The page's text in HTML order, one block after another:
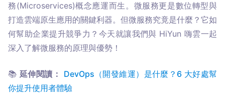
務(Microservices)概念應運而生。微服務更是數位轉型與
打造雲端原生應用的關鍵利器。但微服務究竟是什麼？它如
何幫助企業提升競爭力？今天就讓我們與 HiYun 嗨雲一起
深入了解微服務的原理與優勢！
📚 延伸閱讀：
DevOps（開發維運）是什麼？6 大好處幫
你提升使用者體驗